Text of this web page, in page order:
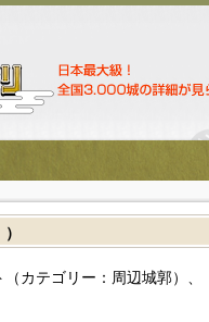
カテゴリー：周辺城郭）、